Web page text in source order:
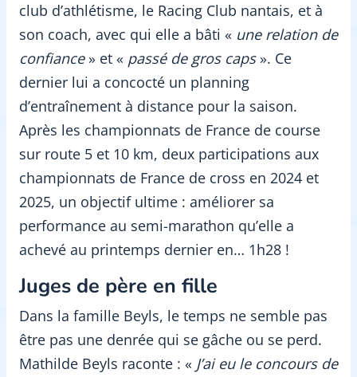
club d’athlétisme, le Racing Club nantais, et à
son coach, avec qui elle a bâti « une relation de
confiance» et « passé de gros caps». Ce
dernier lui a concocté un planning
d’entraînement à distance pour la saison.
Après les championnats de France de course
sur route 5 et 10 km, deux participations aux
championnats de France de cross en 2024 et
2025, un objectif ultime : améliorer sa
performance au semi-marathon qu’elle a
achevé au printemps dernier en… 1h28 !
Juges de père en fille
Dans la famille Beyls, le temps ne semble pas
être pas une denrée qui se gâche ou se perd.
Mathilde Beyls raconte : « J’ai eu le concours de